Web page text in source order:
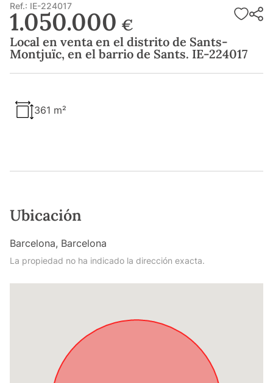
Ref.: IE-224017
1.050.000 €
Local en venta en el distrito de Sants-
Montjuïc, en el barrio de Sants. IE-224017
361 m²
Ubicación
Barcelona, Barcelona
La propiedad no ha indicado la dirección exacta.